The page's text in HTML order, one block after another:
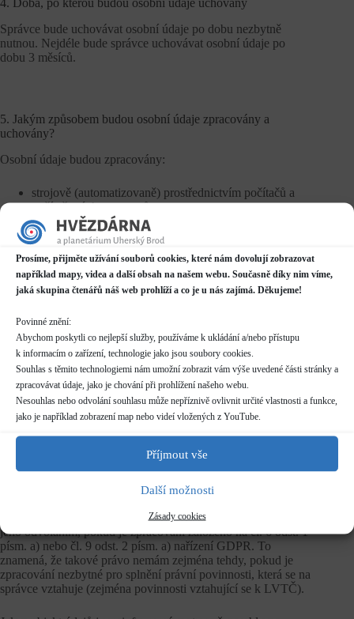
Prosíme, přijměte užívání souborů cookies, které nám dovolují zobrazovat
například mapy, videa a další obsah na našem webu. Současně díky nim víme,
jaká skupina čtenářů náš web prohlíží a co je u nás zajímá. Děkujeme!
Povinné znění:
Abychom poskytli co nejlepší služby, používáme k ukládání a/nebo přístupu
k informacím o zařízení, technologie jako jsou soubory cookies.
Souhlas s těmito technologiemi nám umožní zobrazit vám výše uvedené části stránky a
zpracovávat údaje, jako je chování při prohlížení našeho webu.
Nesouhlas nebo odvolání souhlasu může nepříznivě ovlivnit určité vlastnosti a funkce,
jako je například zobrazení map nebo videí vložených z YouTube.
Příjmout vše
Další možnosti
Zásady cookies
4. Doba, po kterou budou osobní údaje uchovány
Správce bude uchovávat osobní údaje po dobu nezbytně
nutnou. Nejdéle bude správce uchovávat osobní údaje po
dobu 3 měsíců.
5. Jakým způsobem budou osobní údaje zpracovány a
uchovány?
Osobní údaje budou zpracovány:
strojově (automatizovaně) prostřednictvím počítačů a
počítačových programů;
v písemné podobě.
6. Práva subjektu údajů, informace a přístup k osobním
údajům
Jako subjekt údajů mám právo na přístup k mým osobním
údajům, mám právo na jejich opravu nebo výmaz, popřípadě
omezení zpracování. Mám právo požadovat informaci, jaké
osobní údaje jsou zpracovávány a mám právo požadovat
vysvětlení ohledně zpracování osobních údajů.
Dále mám právo vznést námitku proti zpracování, jakož i
které se mne týkají, které jsem poskytl správci, ve
strukturovaném, běžně používaném a strojově čitelném
formátu, blíže viz. čl. 20 nařízení GDPR).
zákonnost zpracování založená na souhlasu uděleném před
jeho odvoláním, pokud je zpracování založeno na čl. 6 odst. 1
písm. a) nebo čl. 9 odst. 2 písm. a) nařízení GDPR. To
znamená, že takové právo nemám zejména tehdy, pokud je
zpracování nezbytné pro splnění právní povinnosti, která se na
správce vztahuje (zejména povinnosti vztahující se k LVTČ).